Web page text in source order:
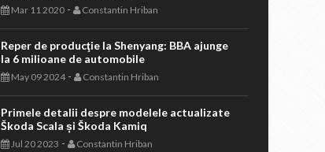
Mar 11 2020- Constantin Hriban
Reper de producţie la Shenyang: BBA ajunge
la 6 milioane de automobile
May 09 2024- Constantin Hriban
Primele detalii despre modelele actualizate
Škoda Scala și Škoda Kamiq
Jul 20 2023 - Constantin Hriban